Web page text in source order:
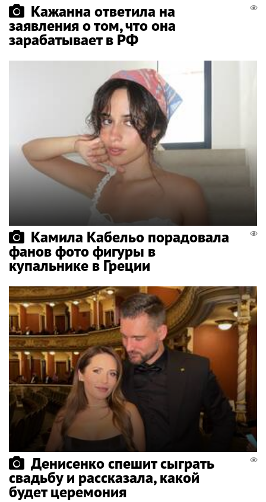
Кажанна ответила на
заявления о том, что она
зарабатывает в РФ
Камила Кабельо порадовала
фанов фото фигуры в
купальнике в Греции
Денисенко спешит сыграть
свадьбу и рассказала, какой
будет церемония